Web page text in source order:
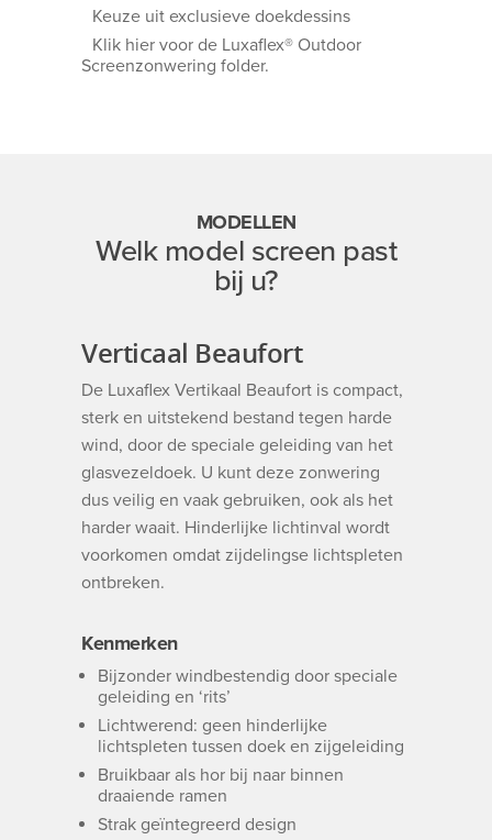
Keuze uit exclusieve doekdessins
Klik hier voor de Luxaflex® Outdoor
Screenzonwering folder.
MODELLEN
Welk model screen past
bij u?
Verticaal Beaufort
De Luxaflex Vertikaal Beaufort is compact,
sterk en uitstekend bestand tegen harde
wind, door de speciale geleiding van het
glasvezeldoek. U kunt deze zonwering
dus veilig en vaak gebruiken, ook als het
harder waait. Hinderlijke lichtinval wordt
voorkomen omdat zijdelingse lichtspleten
ontbreken.
Kenmerken
Bijzonder windbestendig door speciale
geleiding en ‘rits’
Lichtwerend: geen hinderlijke
lichtspleten tussen doek en zijgeleiding
Bruikbaar als hor bij naar binnen
draaiende ramen
Strak geïntegreerd design